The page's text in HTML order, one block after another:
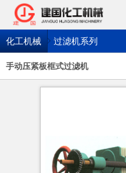
化工机械 过滤机系列
手动压紧板框式过滤机